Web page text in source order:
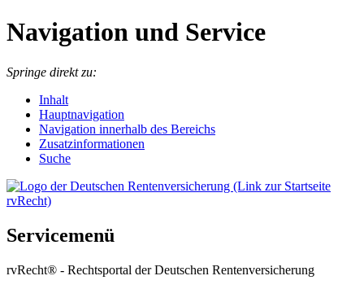
Navigation und Service
Springe direkt zu:
Inhalt
Hauptnavigation
Navigation innerhalb des Bereichs
Zusatzinformationen
Suche
Servicemenü
rvRecht® - Rechtsportal der Deutschen Rentenversicherung